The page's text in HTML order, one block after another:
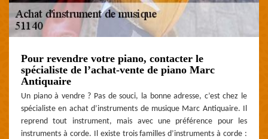
Pour revendre votre piano, contacter le
spécialiste de l’achat-vente de piano Marc
Antiquaire
Un piano à vendre ? Pas de souci, la bonne adresse, c’est chez le
spécialiste en achat d’instruments de musique Marc Antiquaire. Il
reprend tout instrument, mais avec une préférence pour les
instruments à corde. Il existe trois familles d’instruments à corde :